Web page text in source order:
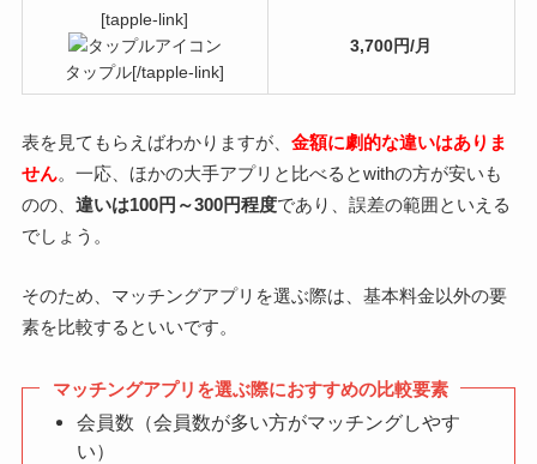
[tapple-link]
タップル[/tapple-link]
3,700円/月
表を見てもらえばわかりますが、 金額に劇的な違いはありま
せん。一応、ほかの大手アプリと比べるとwithの方が安いも
のの、 違いは100円～300円程度であり、誤差の範囲といえる
でしょう。
そのため、マッチングアプリを選ぶ際は、基本料金以外の要
素を比較するといいです。
マッチングアプリを選ぶ際におすすめの比較要素
会員数（会員数が多い方がマッチングしやす
い）